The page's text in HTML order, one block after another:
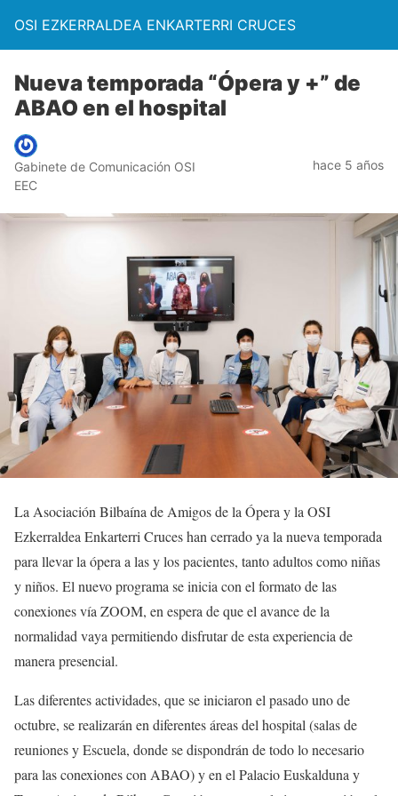
OSI EZKERRALDEA ENKARTERRI CRUCES
Nueva temporada “Ópera y +” de
ABAO en el hospital
Gabinete de Comunicación OSI
EEC
hace 5 años
La Asociación Bilbaína de Amigos de la Ópera y la OSI
Ezkerraldea Enkarterri Cruces han cerrado ya la nueva temporada
para llevar la ópera a las y los pacientes, tanto adultos como niñas
y niños. El nuevo programa se inicia con el formato de las
conexiones vía ZOOM, en espera de que el avance de la
normalidad vaya permitiendo disfrutar de esta experiencia de
manera presencial.
Las diferentes actividades, que se iniciaron el pasado uno de
octubre, se realizarán en diferentes áreas del hospital (salas de
reuniones y Escuela, donde se dispondrán de todo lo necesario
para las conexiones con ABAO) y en el Palacio Euskalduna y